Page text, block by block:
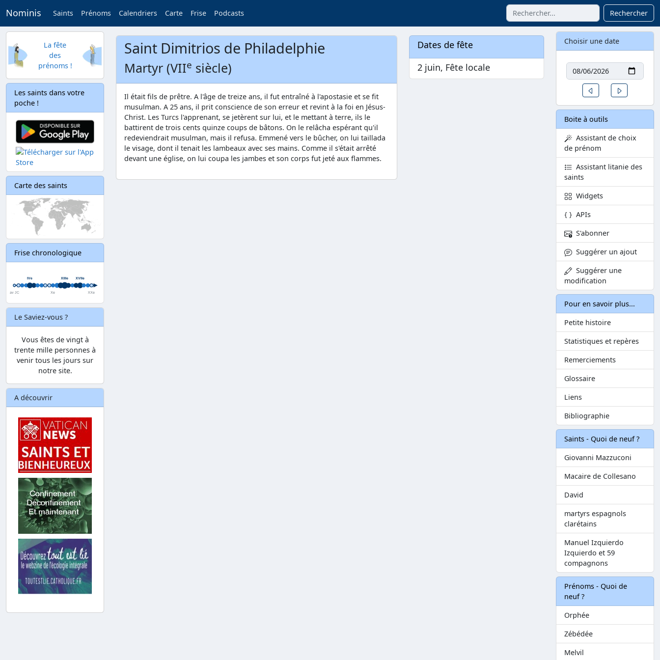
Nominis Saints Prénoms Calendriers Carte Frise Podcasts Rechercher
La fête
des
prénoms !
Les saints dans votre
poche !
Carte des saints
Frise chronologique
Le Saviez-vous ?
Vous êtes de vingt à
trente mille personnes à
venir tous les jours sur
notre site.
A découvrir
Saint Dimitrios de Philadelphie
Martyr (VIIe siècle)
Il était fils de prêtre. A l'âge de treize ans, il fut entraîné à l'apostasie et se fit
musulman. A 25 ans, il prit conscience de son erreur et revint à la foi en Jésus-
Christ. Les Turcs l'apprenant, se jetèrent sur lui, et le mettant à terre, ils le
battirent de trois cents quinze coups de bâtons. On le relâcha espérant qu'il
redeviendrait musulman, mais il refusa. Emmené vers le bûcher, on lui taillada
le visage, dont il tenait les lambeaux avec ses mains. Comme il s'était arrêté
devant une église, on lui coupa les jambes et son corps fut jeté aux flammes.
Dates de fête
2 juin, Fête locale
Choisir une date
Date
Un jour avant
Boite à outils
Assistant de choix
de prénom
Assistant litanie des
saints
Widgets
APIs
S'abonner
Suggérer un ajout
Suggérer une
modification
Pour en savoir plus...
Petite histoire
Statistiques et repères
Remerciements
Glossaire
Liens
Bibliographie
Saints - Quoi de neuf ?
Giovanni Mazzuconi
Macaire de Collesano
David
martyrs espagnols
clarétains
Manuel Izquierdo
Izquierdo et 59
compagnons
Prénoms - Quoi de
neuf ?
Orphée
Zébédée
Melvil